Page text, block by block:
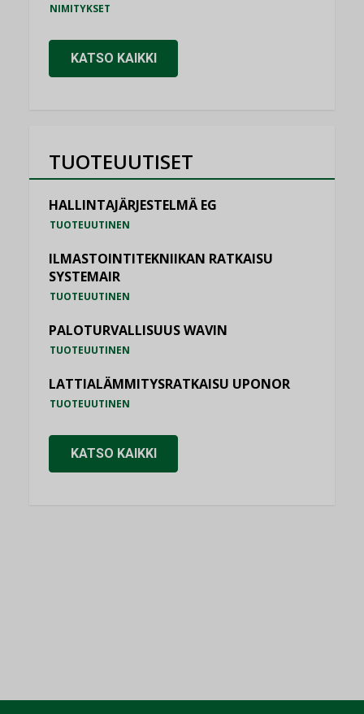
NIMITYKSET
KATSO KAIKKI
TUOTEUUTISET
HALLINTAJÄRJESTELMÄ EG
TUOTEUUTINEN
ILMASTOINTITEKNIIKAN RATKAISU
SYSTEMAIR
TUOTEUUTINEN
PALOTURVALLISUUS WAVIN
TUOTEUUTINEN
LATTIALÄMMITYSRATKAISU UPONOR
TUOTEUUTINEN
KATSO KAIKKI